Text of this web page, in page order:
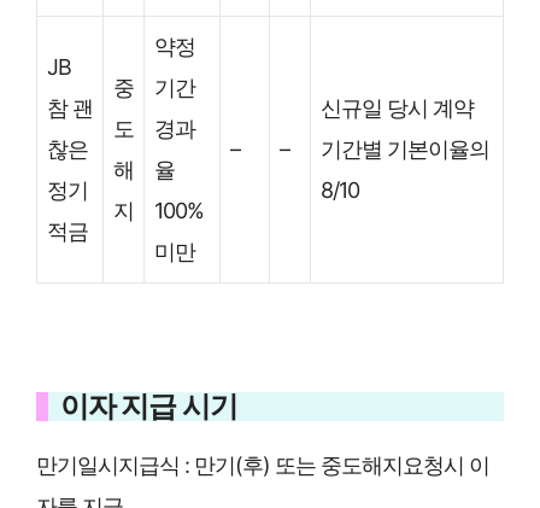
JB
참 괜
찮은
정기
적금
중
도
해
지
약정
기간
경과
율
100%
미만
– –
신규일 당시 계약
기간별 기본이율의
8/10
이자 지급 시기
만기일시지급식 : 만기(후) 또는 중도해지요청시 이